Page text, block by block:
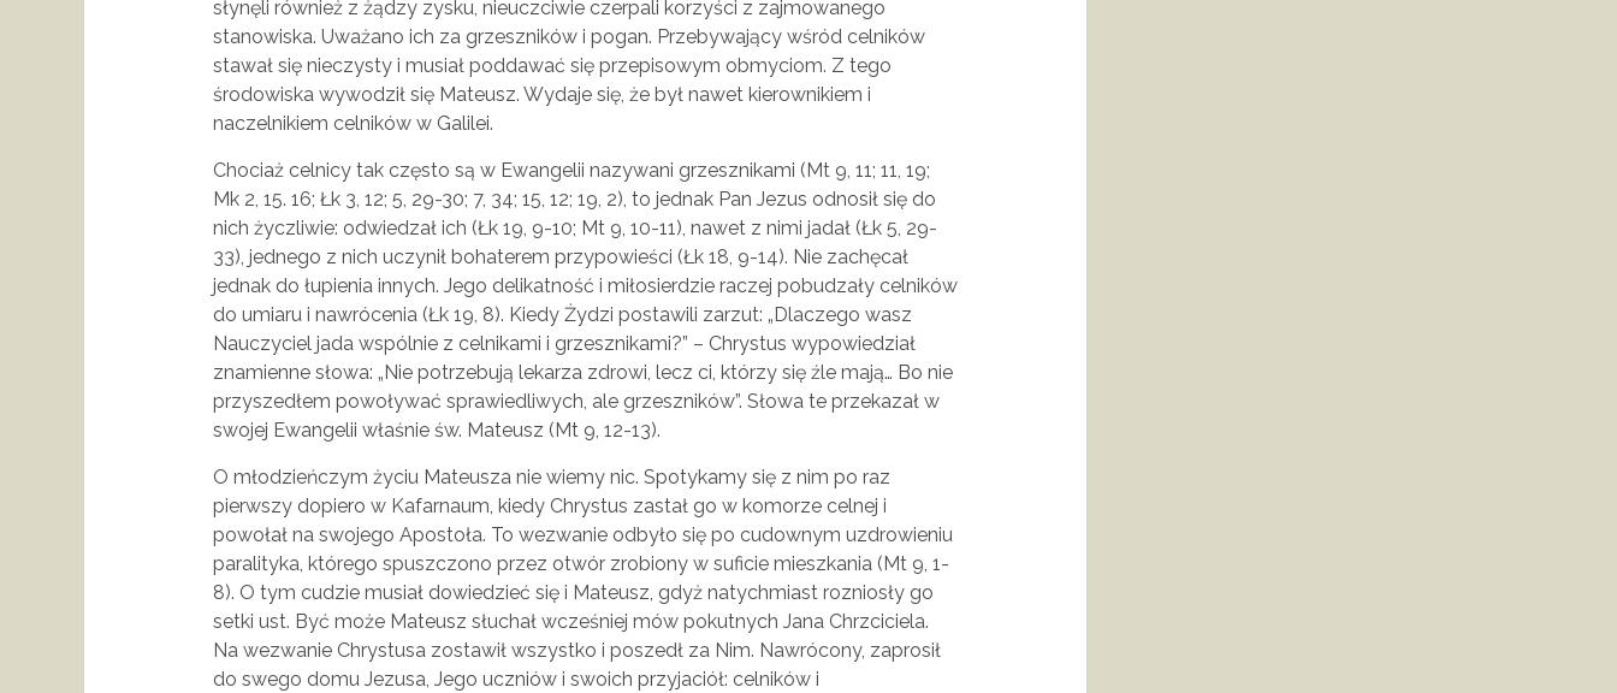
słynęli również z żądzy zysku, nieuczciwie czerpali korzyści z zajmowanego
stanowiska. Uważano ich za grzeszników i pogan. Przebywający wśród celników
stawał się nieczysty i musiał poddawać się przepisowym obmyciom. Z tego
środowiska wywodził się Mateusz. Wydaje się, że był nawet kierownikiem i
naczelnikiem celników w Galilei.
Chociaż celnicy tak często są w Ewangelii nazywani grzesznikami (Mt 9, 11; 11, 19;
Mk 2, 15. 16; Łk 3, 12; 5, 29-30; 7, 34; 15, 12; 19, 2), to jednak Pan Jezus odnosił się do
nich życzliwie: odwiedzał ich (Łk 19, 9-10; Mt 9, 10-11), nawet z nimi jadał (Łk 5, 29-
33), jednego z nich uczynił bohaterem przypowieści (Łk 18, 9-14). Nie zachęcał
jednak do łupienia innych. Jego delikatność i miłosierdzie raczej pobudzały celników
do umiaru i nawrócenia (Łk 19, 8). Kiedy Żydzi postawili zarzut: „Dlaczego wasz
Nauczyciel jada wspólnie z celnikami i grzesznikami?” – Chrystus wypowiedział
znamienne słowa: „Nie potrzebują lekarza zdrowi, lecz ci, którzy się źle mają… Bo nie
przyszedłem powoływać sprawiedliwych, ale grzeszników”. Słowa te przekazał w
swojej Ewangelii właśnie św. Mateusz (Mt 9, 12-13).
O młodzieńczym życiu Mateusza nie wiemy nic. Spotykamy się z nim po raz
pierwszy dopiero w Kafarnaum, kiedy Chrystus zastał go w komorze celnej i
powołał na swojego Apostoła. To wezwanie odbyło się po cudownym uzdrowieniu
paralityka, którego spuszczono przez otwór zrobiony w suficie mieszkania (Mt 9, 1-
8). O tym cudzie musiał dowiedzieć się i Mateusz, gdyż natychmiast rozniosły go
setki ust. Być może Mateusz słuchał wcześniej mów pokutnych Jana Chrzciciela.
Na wezwanie Chrystusa zostawił wszystko i poszedł za Nim. Nawrócony, zaprosił
do swego domu Jezusa, Jego uczniów i swoich przyjaciół: celników i